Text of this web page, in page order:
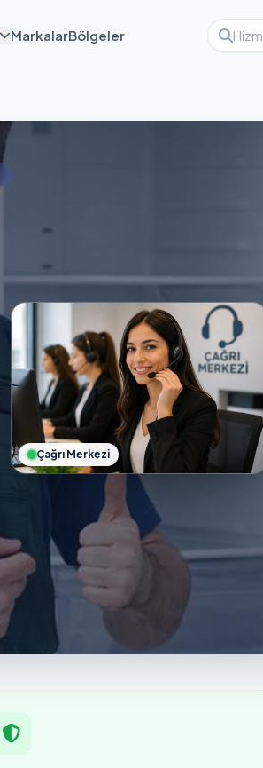
MarkalarBölgeler
Çağrı Merkezi